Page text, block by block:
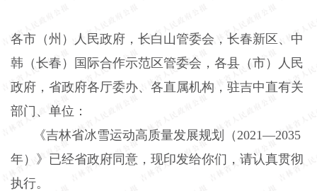
各市（州）人民政府，长白山管委会，长春新区、中
韩（长春）国际合作示范区管委会，各县（市）人民
政府，省政府各厅委办、各直属机构，驻吉中直有关
部门、单位：
《吉林省冰雪运动高质量发展规划（ 2021—2035
年）》已经省政府同意，现印发给你们，请认真贯彻
执行。